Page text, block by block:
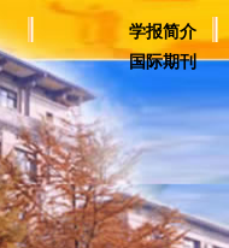
学报简介
国际期刊